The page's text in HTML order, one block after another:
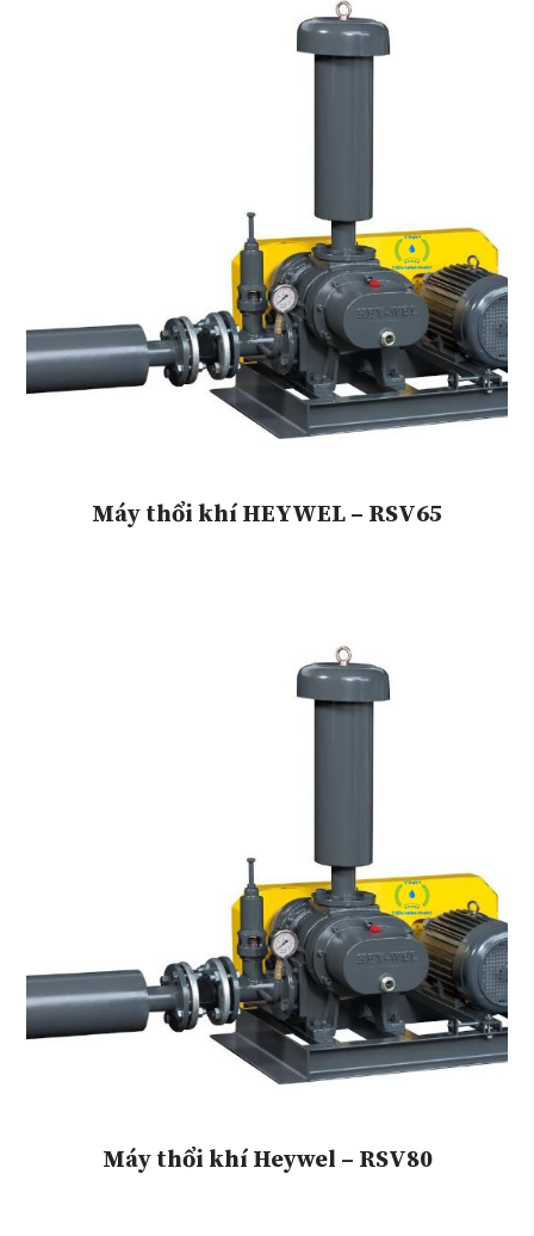
Máy thổi khí HEYWEL – RSV65
Máy thổi khí Heywel – RSV80